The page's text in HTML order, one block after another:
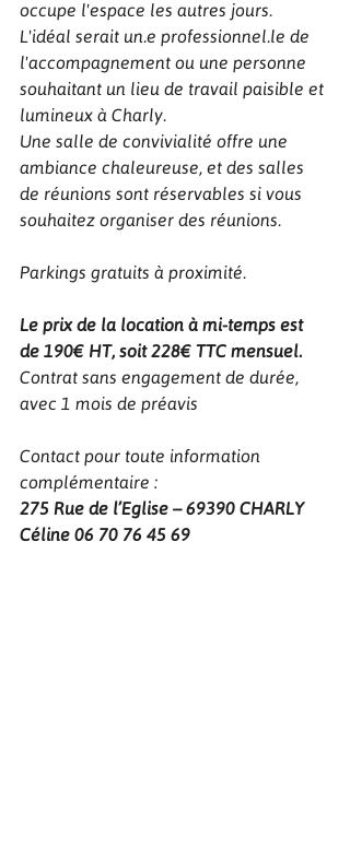
occupe l'espace les autres jours.
L'idéal serait un.e professionnel.le de
l'accompagnement ou une personne
souhaitant un lieu de travail paisible et
lumineux à Charly.
Une salle de convivialité offre une
ambiance chaleureuse, et des salles
de réunions sont réservables si vous
souhaitez organiser des réunions.
Parkings gratuits à proximité.
Le prix de la location à mi-temps est
de 190€ HT, soit 228€ TTC mensuel.
Contrat sans engagement de durée,
avec 1 mois de préavis
Contact pour toute information
complémentaire :
275 Rue de l’Eglise – 69390 CHARLY
Céline 06 70 76 45 69